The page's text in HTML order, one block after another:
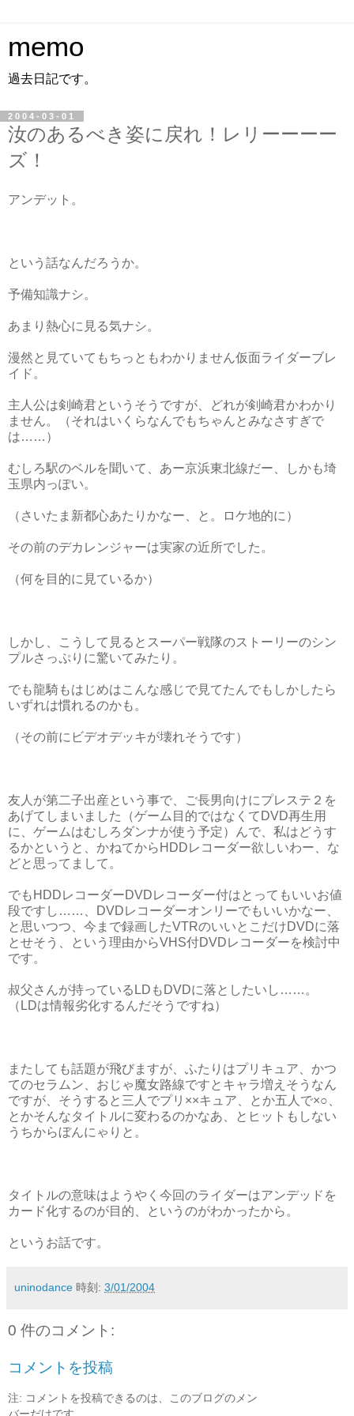
memo
過去日記です。
2004-03-01
汝のあるべき姿に戻れ！レリーーーー
ズ！
アンデット。
という話なんだろうか。
予備知識ナシ。
あまり熱心に見る気ナシ。
漫然と見ていてもちっともわかりません仮面ライダーブレ
イド。
主人公は剣崎君というそうですが、どれが剣崎君かわかり
ません。（それはいくらなんでもちゃんとみなさすぎで
は……）
むしろ駅のベルを聞いて、あー京浜東北線だー、しかも埼
玉県内っぽい。
（さいたま新都心あたりかなー、と。ロケ地的に）
その前のデカレンジャーは実家の近所でした。
（何を目的に見ているか）
しかし、こうして見るとスーパー戦隊のストーリーのシン
プルさっぷりに驚いてみたり。
でも龍騎もはじめはこんな感じで見てたんでもしかしたら
いずれは慣れるのかも。
（その前にビデオデッキが壊れそうです）
友人が第二子出産という事で、ご長男向けにプレステ２を
あげてしまいました（ゲーム目的ではなくてDVD再生用
に、ゲームはむしろダンナが使う予定）んで、私はどうす
るかというと、かねてからHDDレコーダー欲しいわー、な
どと思ってまして。
でもHDDレコーダーDVDレコーダー付はとってもいいお値
段ですし……、DVDレコーダーオンリーでもいいかなー、
と思いつつ、今まで録画したVTRのいいとこだけDVDに落
とせそう、という理由からVHS付DVDレコーダーを検討中
です。
叔父さんが持っているLDもDVDに落としたいし……。
（LDは情報劣化するんだそうですね）
またしても話題が飛びますが、ふたりはプリキュア、かつ
てのセラムン、おじゃ魔女路線ですとキャラ増えそうなん
ですが、そうすると三人でプリ××キュア、とか五人で×○、
とかそんなタイトルに変わるのかなあ、とヒットもしない
うちからぼんにゃりと。
タイトルの意味はようやく今回のライダーはアンデッドを
カード化するのが目的、というのがわかったから。
というお話です。
uninodance 時刻: 3/01/2004
0 件のコメント:
コメントを投稿
注: コメントを投稿できるのは、このブログのメン
バーだけです。